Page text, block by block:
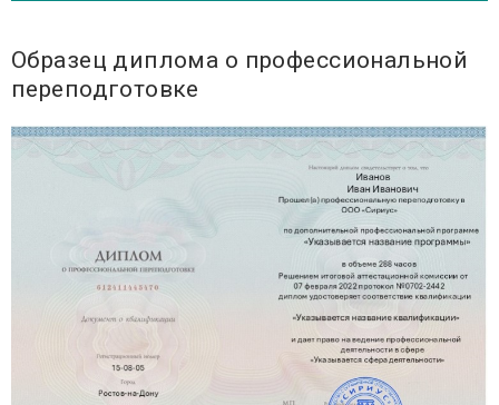
Образец диплома о профессиональной
переподготовке